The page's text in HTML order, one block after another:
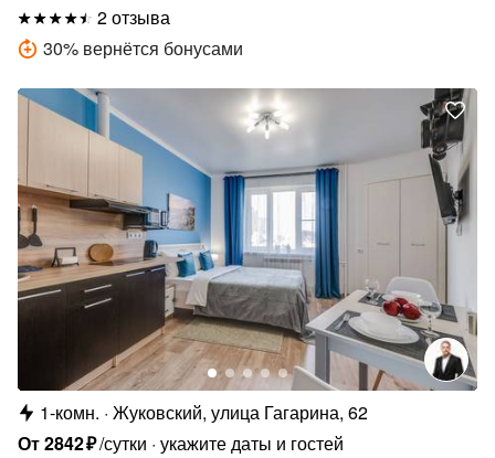
2 отзыва
30% вернётся бонусами
1-комн. Жуковский, улица Гагарина, 62
От2842₽/сутки укажите даты и гостей